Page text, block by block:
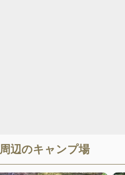
周辺のキャンプ場